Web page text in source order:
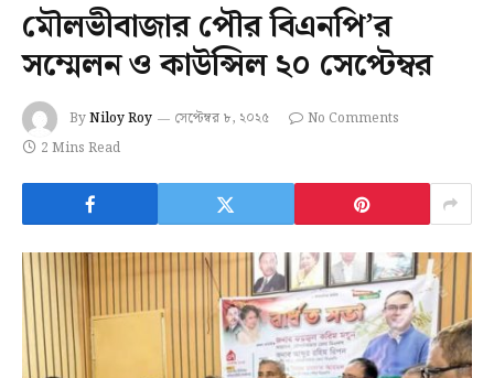
মৌলভীবাজার পৌর বিএনপি’র
সম্মেলন ও কাউন্সিল ২০ সেপ্টেম্বর
ByNiloy Roy সেপ্টেম্বর ৮, ২০২৫
No Comments
2 Mins Read